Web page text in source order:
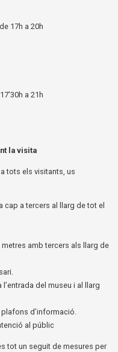
17h a 20h
a 21h
la visita
tots els visitants, us
a tercers al llarg de tot el
amb tercers als llarg de
del museu i al llarg
d’informació.
al públic
tot un seguit de mesures per